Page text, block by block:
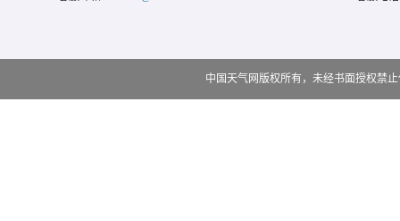
中国天气网版权所有，未经书面授权